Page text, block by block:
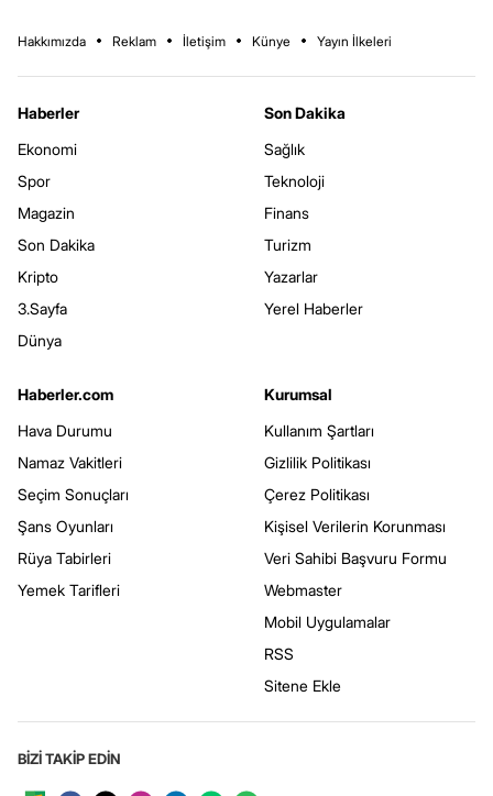
Hakkımızda Reklam İletişim Künye Yayın İlkeleri
Haberler
Ekonomi
Spor
Magazin
Son Dakika
Kripto
3.Sayfa
Dünya
Son Dakika
Sağlık
Teknoloji
Finans
Turizm
Yazarlar
Yerel Haberler
Haberler.com
Hava Durumu
Namaz Vakitleri
Seçim Sonuçları
Şans Oyunları
Rüya Tabirleri
Yemek Tarifleri
Kurumsal
Kullanım Şartları
Gizlilik Politikası
Çerez Politikası
Kişisel Verilerin Korunması
Veri Sahibi Başvuru Formu
Webmaster
Mobil Uygulamalar
RSS
Sitene Ekle
BİZİ TAKİP EDİN